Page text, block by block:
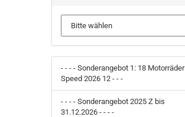
- - - - Sonderangebot 1: 18 Motorräder
Speed 2026 12 - - -
- - - - Sonderangebot 2025 Z bis
31.12.2026 - - - -